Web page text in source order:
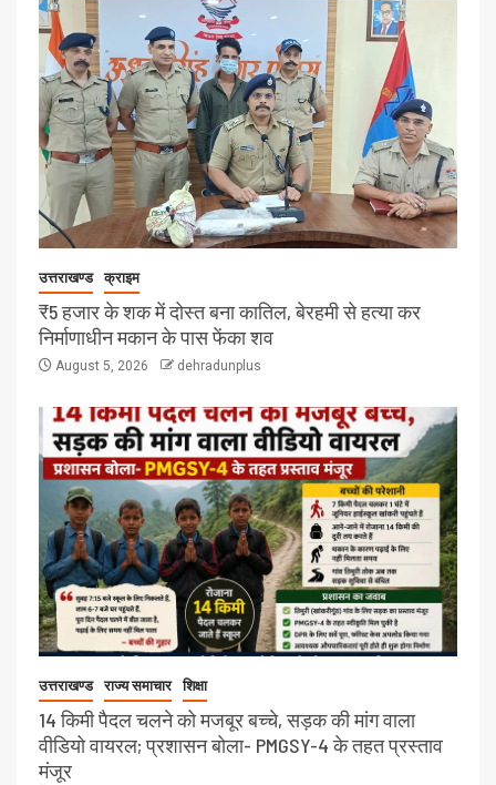
उत्तराखण्ड क्राइम
₹5 हजार के शक में दोस्त बना कातिल, बेरहमी से हत्या कर
निर्माणाधीन मकान के पास फेंका शव
August 5, 2026 dehradunplus
उत्तराखण्ड राज्य समाचार शिक्षा
14 किमी पैदल चलने को मजबूर बच्चे, सड़क की मांग वाला
वीडियो वायरल; प्रशासन बोला- PMGSY-4 के तहत प्रस्ताव
मंजूर